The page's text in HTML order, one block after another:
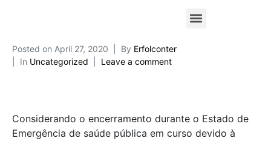
Posted on April 27, 2020 By Erfolconter
In Uncategorized Leave a comment
Considerando o encerramento durante o Estado de
Emergência de saúde pública em curso devido à